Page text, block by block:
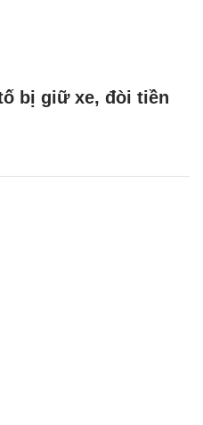
bị giữ xe, đòi tiền